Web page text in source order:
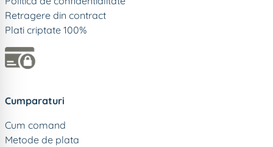
Retragere din contract
Plati criptate 100%
Cumparaturi
Cum comand
Metode de plata